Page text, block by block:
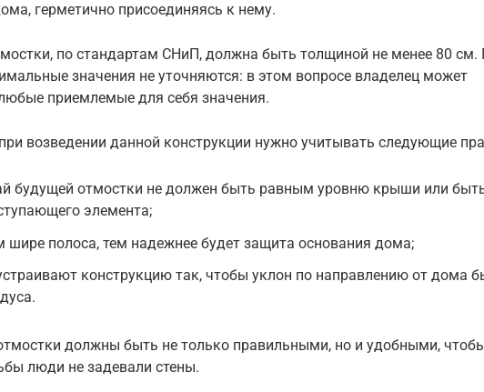
герметично присоединяясь к нему.
по стандартам СНиП, должна быть толщиной не менее 80 см.
значения не уточняются: в этом вопросе владелец может
приемлемые для себя значения.
возведении данной конструкции нужно учитывать следующие
будущей отмостки не должен быть равным уровню крыши или
элемента;
шире полоса, тем надежнее будет защита основания дома;
конструкцию так, чтобы уклон по направлению от дома
должны быть не только правильными, но и удобными,
люди не задевали стены.